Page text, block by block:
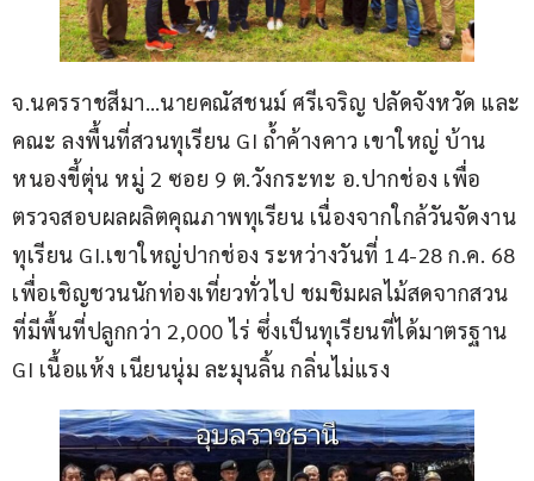
จ.นครราชสีมา…นายคณัสชนม์ ศรีเจริญ ปลัดจังหวัด และ
คณะ ลงพื้นที่สวนทุเรียน GI ถ้ำค้างคาว เขาใหญ่ บ้าน
หนองขี้ตุ่น หมู่ 2 ซอย 9 ต.วังกระทะ อ.ปากช่อง เพื่อ
ตรวจสอบผลผลิตคุณภาพทุเรียน เนื่องจากใกล้วันจัดงาน
ทุเรียน GI.เขาใหญ่ปากช่อง ระหว่างวันที่ 14-28 ก.ค. 68
เพื่อเชิญชวนนักท่องเที่ยวทั่วไป ชมชิมผลไม้สดจากสวน
ที่มีพื้นที่ปลูกกว่า 2,000 ไร่ ซึ่งเป็นทุเรียนที่ได้มาตรฐาน
GI เนื้อแห้ง เนียนนุ่ม ละมุนลิ้น กลิ่นไม่แรง